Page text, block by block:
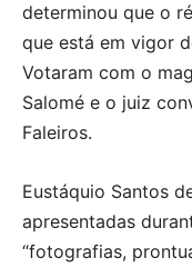
determinou que o
que está em vigor
Votaram com o
Salomé e o juiz
Faleiros.
Eustáquio Santos
apresentadas
“fotografias,